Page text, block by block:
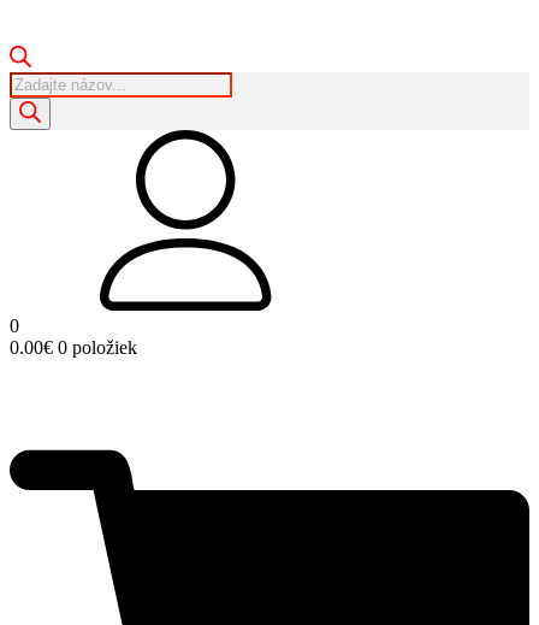
Products
search
0
0.00€ 0 položiek